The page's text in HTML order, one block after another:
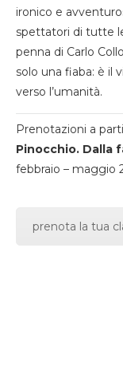
ironico e
spettatori di tutte
penna di Carlo
solo una fiaba: è il
verso l’umanità.
Prenotazioni a
Pinocchio. Dalla
febbraio – maggio
prenota la tua